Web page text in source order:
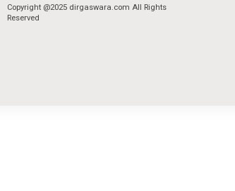
Copyright @2025 dirgaswara.com All Rights
Reserved